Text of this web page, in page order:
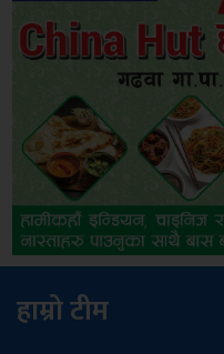
हाम्रो टीम